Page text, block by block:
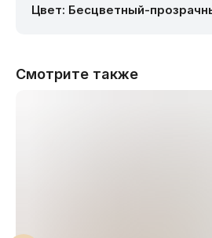
Цвет: Бесцветный-
Смотрите также